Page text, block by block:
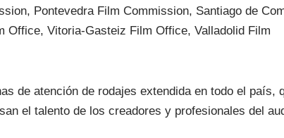
Pontevedra Film Commission, Santiago de
Office, Vitoria-Gasteiz Film Office, Valladolid Film
de atención de rodajes extendida en todo el país,
el talento de los creadores y profesionales del